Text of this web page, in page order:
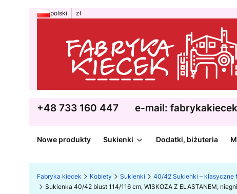
polski zł
+48 733 160 447 e-mail:
Nowe produkty Sukienki Dodatki, biżuteria
Fabryka kiecek Kobiety Sukienki
40/42 Sukienki – klasyczne
Sukienka 40/42 biust 114/116 cm, WISKOZA Z ELASTANEM,